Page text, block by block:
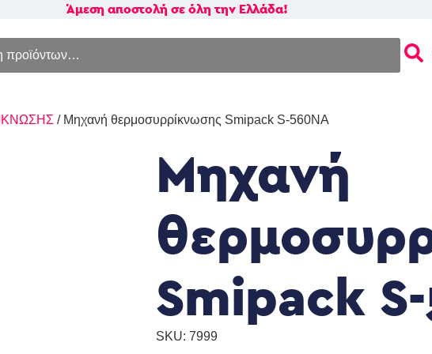
Άμεση αποστολή σε όλη την Ελλάδα!
/ Μηχανή θερμοσυρρίκνωσης Smipack S-560NA
Μηχανή
Smipack
SKU: 7999